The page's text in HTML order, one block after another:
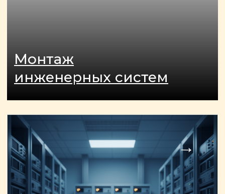
Отправьте заявку и мы
свяжемся с вами так скоро,
насколько это возможно